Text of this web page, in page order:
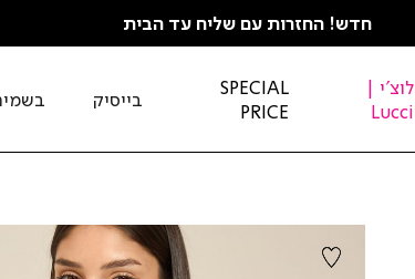
חדש! החזרות עם שליח עד הבית
לוצ'י |
Lucci
SPECIAL
PRICE
בייסיק